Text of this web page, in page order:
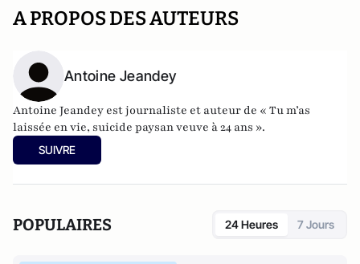
A PROPOS DES AUTEURS
Antoine Jeandey
Antoine Jeandey est journaliste et auteur de « Tu m’as
laissée en vie, suicide paysan veuve à 24 ans ».
SUIVRE
POPULAIRES 24 Heures 7 Jours